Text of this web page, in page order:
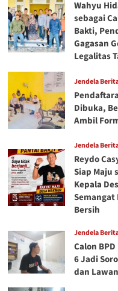
Wahyu
sebagai
Bakti,
Gagasan
Legalitas
Jendela
Dibuka,
Ambil
Jendela
Reydo
Siap Maju
Kepala
Semangat
Bersih
Jendela
Calon
6 Jadi
dan